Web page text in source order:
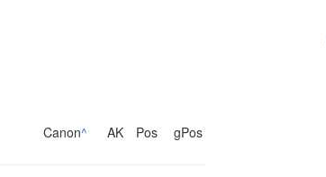
Canon^ AK Pos gPos